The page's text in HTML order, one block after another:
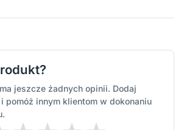
jeszcze żadnych opinii. Dodaj
pomóż innym klientom w dokonaniu